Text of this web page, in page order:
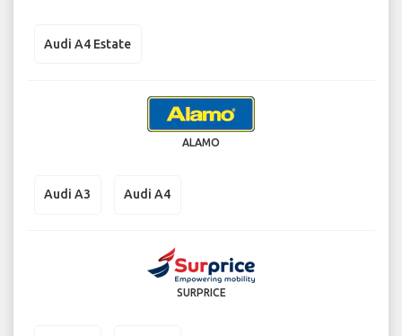
Audi A4 Estate
ALAMO
Audi A3 Audi A4
SURPRICE